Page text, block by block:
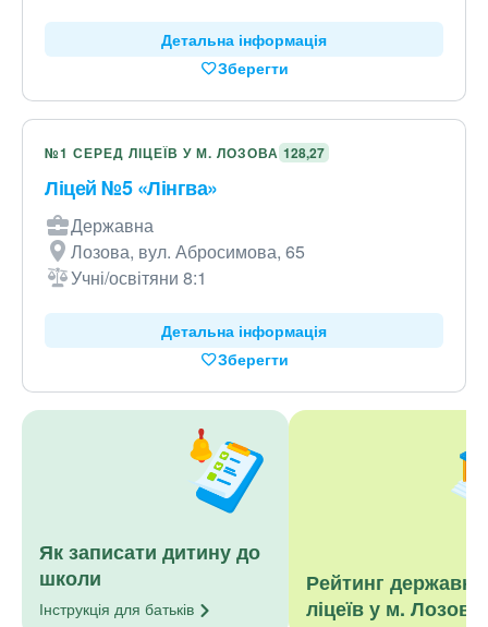
Детальна інформація
Зберегти
№1 СЕРЕД ЛІЦЕЇВ У М. ЛОЗОВА 128,27
Ліцей №5 «Лінгва»
Державна
Лозова, вул. Абросимова, 65
Учні/освітяни 8:1
Детальна інформація
Зберегти
Як записати дитину до
школи
Інструкція для батьків
Рейтинг
ліцеїв у м. Лозова